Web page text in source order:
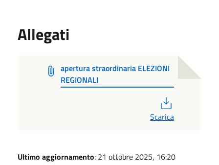
Allegati
apertura straordinaria ELEZIONI
REGIONALI
Scarica
Ultimo aggiornamento: 21 ottobre 2025, 16:20